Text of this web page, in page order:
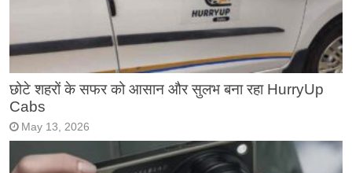
छोटे शहरों के सफर को आसान और सुलभ बना रहा HurryUp
Cabs
May 13, 2026